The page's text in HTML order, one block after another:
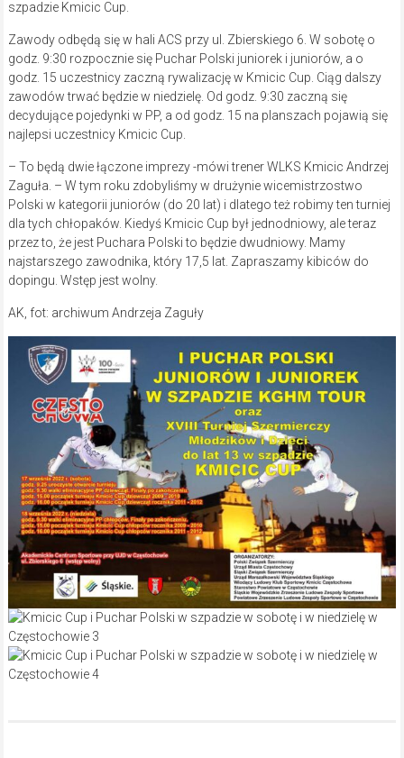
szpadzie Kmicic Cup.
Zawody odbędą się w hali ACS przy ul. Zbierskiego 6. W sobotę o
godz. 9:30 rozpocznie się Puchar Polski juniorek i juniorów, a o
godz. 15 uczestnicy zaczną rywalizację w Kmicic Cup. Ciąg dalszy
zawodów trwać będzie w niedzielę. Od godz. 9:30 zaczną się
decydujące pojedynki w PP, a od godz. 15 na planszach pojawią się
najlepsi uczestnicy Kmicic Cup.
– To będą dwie łączone imprezy -mówi trener WLKS Kmicic Andrzej
Zaguła. – W tym roku zdobyliśmy w drużynie wicemistrzostwo
Polski w kategorii juniorów (do 20 lat) i dlatego też robimy ten turniej
dla tych chłopaków. Kiedyś Kmicic Cup był jednodniowy, ale teraz
przez to, że jest Puchara Polski to będzie dwudniowy. Mamy
najstarszego zawodnika, który 17,5 lat. Zapraszamy kibiców do
dopingu. Wstęp jest wolny.
AK, fot: archiwum Andrzeja Zaguły